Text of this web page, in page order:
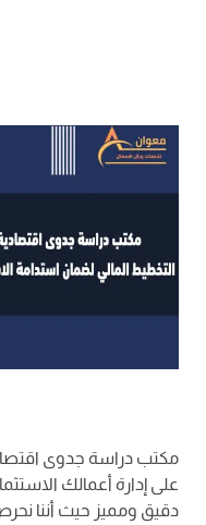
مكتب دراسة جدوى
على إدارة أعمالك
دقيق ومميز حيث أننا